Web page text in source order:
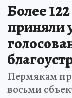
Более
приняли
Пермякам
восьми